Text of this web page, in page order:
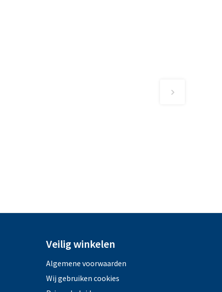
Veilig winkelen
Algemene voorwaarden
Wij gebruiken cookies